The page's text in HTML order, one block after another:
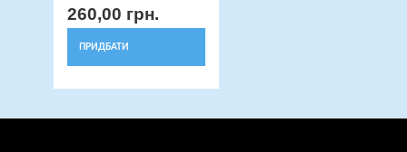
260,00 грн.
ПРИДБАТИ